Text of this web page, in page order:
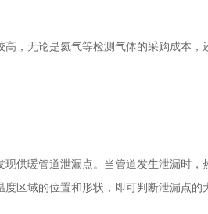
，无论是氦气等检测气体的采购成本
供暖管道泄漏点。当管道发生泄漏时
区域的位置和形状，即可判断泄漏点的